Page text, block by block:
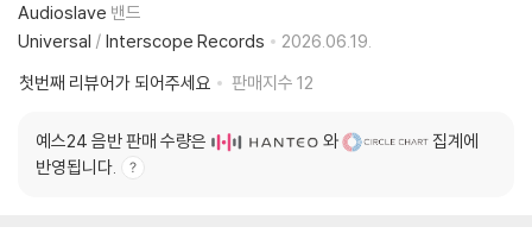
Audioslave 밴드
Universal / Interscope Records
2026.06.19.
첫번째 리뷰어가 되어주세요
판매지수 12
예스24 음반 판매 수량은 와
집계에
반영됩니다.